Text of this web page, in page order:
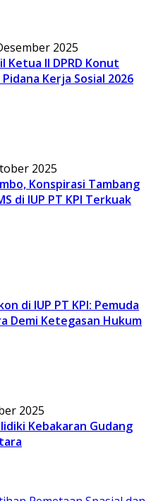
2025
Ketua II DPRD Konut
Kerja Sosial 2026
2025
Konspirasi Tambang
di IUP PT KPI Terkuak
di IUP PT KPI: Pemuda
Demi Ketegasan Hukum
2025
Kebakaran Gudang